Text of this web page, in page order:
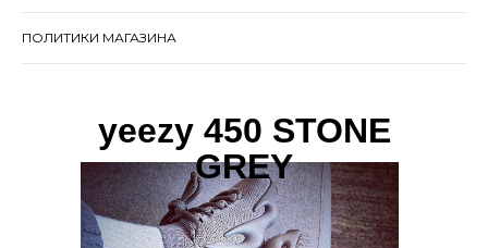
ПОЛИТИКИ МАГАЗИНА
yeezy 450 STONE
GREY